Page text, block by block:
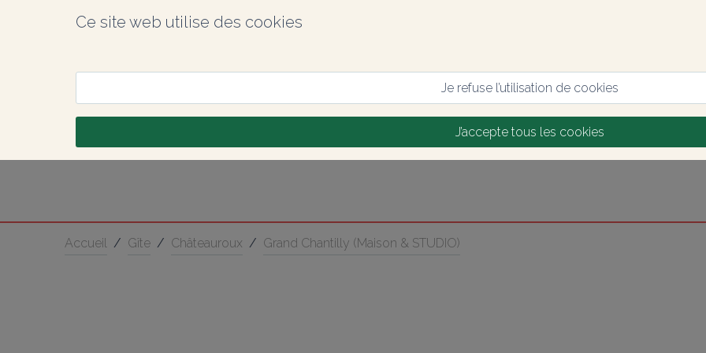
Ce site web utilise des cookies
Je refuse l’utilisation de cookies
J’accepte tous les cookies
Accueil / Gîte / Châteauroux / Grand Chantilly (Maison & STUDIO)